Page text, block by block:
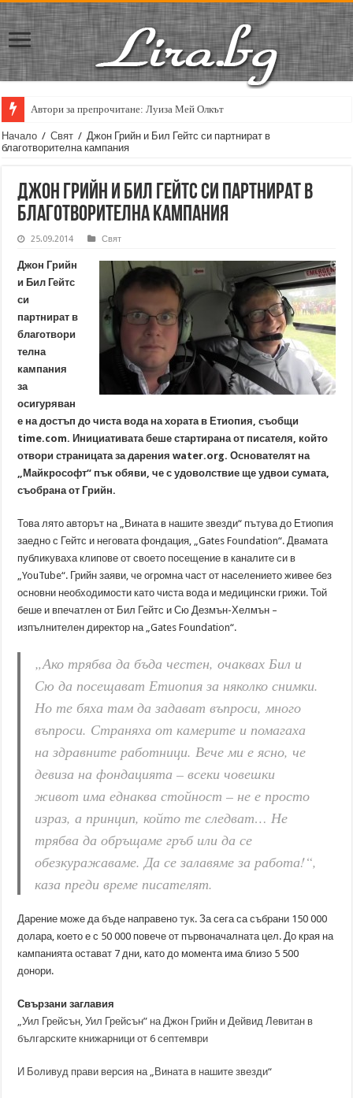
Автори за препрочитане: Луиза Мей Олкът
Кирил Кадийски: „Плачът на големия поет винаги е и сила, и
Начало / Свят / Джон Грийн и Бил Гейтс си партнират в
благотворителна кампания
Джон Грийн и Бил Гейтс си партнират в
благотворителна кампания
25.09.2014 Свят
Джон Грийн
и Бил Гейтс
си
партнират в
благотвори
телна
кампания
за
осигуряван
е на достъп до чиста вода на хората в Етиопия, съобщи
time.com. Инициативата беше стартирана от писателя, който
отвори страницата за дарения water.org. Основателят на
„Майкрософт“ пък обяви, че с удоволствие ще удвои сумата,
съобрана от Грийн.
Това лято авторът на „Вината в нашите звезди“ пътува до Етиопия
заедно с Гейтс и неговата фондация, „Gates Foundation“. Двамата
публикуваха клипове от своето посещение в каналите си в
„YouTube“. Грийн заяви, че огромна част от населението живее без
основни необходимости като чиста вода и медицински грижи. Той
беше и впечатлен от Бил Гейтс и Сю Дезмън-Хелмън –
изпълнителен директор на „Gates Foundation“.
„Ако трябва да бъда честен, очаквах Бил и
Сю да посещават Етиопия за няколко снимки.
Но те бяха там да задават въпроси, много
въпроси. Страняха от камерите и помагаха
на здравните работници. Вече ми е ясно, че
девиза на фондацията – всеки човешки
живот има еднаква стойност – не е просто
израз, а принцип, който те следват… Не
трябва да обръщаме гръб или да се
обезкуражаваме. Да се залавяме за работа!“,
каза преди време писателят.
Дарение може да бъде направенотук. За сега са събрани 150 000
долара, което е с 50 000 повече от първоначалната цел. До края на
кампанията остават 7 дни, като до момента има близо 5 500
донори.
Свързани заглавия
„Уил Грейсън, Уил Грейсън” на Джон Грийн и Дейвид Левитан в
българските книжарници от 6 септември
И Боливуд прави версия на „Вината в нашите звезди“